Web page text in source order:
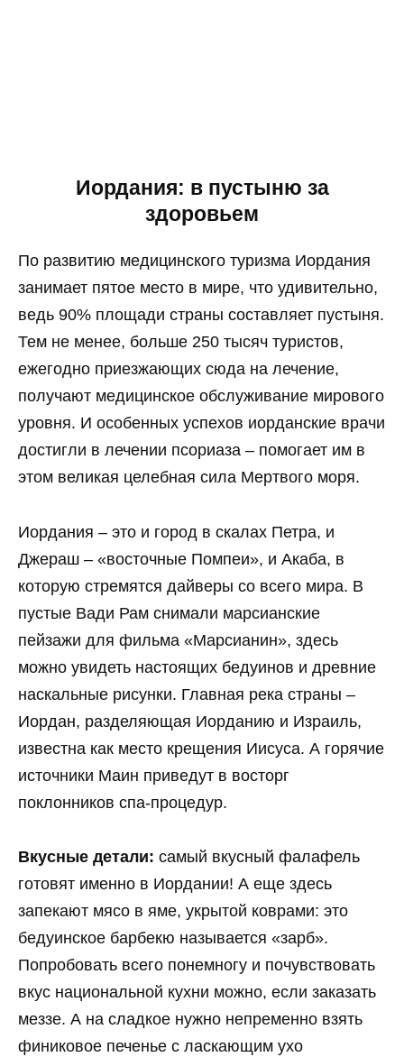
Иордания: в пустыню за
здоровьем
По развитию медицинского туризма Иордания
занимает пятое место в мире, что удивительно,
ведь 90% площади страны составляет пустыня.
Тем не менее, больше 250 тысяч туристов,
ежегодно приезжающих сюда на лечение,
получают медицинское обслуживание мирового
уровня. И особенных успехов иорданские врачи
достигли в лечении псориаза – помогает им в
этом великая целебная сила Мертвого моря.
Иордания – это и город в скалах Петра, и
Джераш – «восточные Помпеи», и Акаба, в
которую стремятся дайверы со всего мира. В
пустые Вади Рам снимали марсианские
пейзажи для фильма «Марсианин», здесь
можно увидеть настоящих бедуинов и древние
наскальные рисунки. Главная река страны –
Иордан, разделяющая Иорданию и Израиль,
известна как место крещения Иисуса. А горячие
источники Маин приведут в восторг
поклонников спа-процедур.
Вкусные детали: самый вкусный фалафель
готовят именно в Иордании! А еще здесь
запекают мясо в яме, укрытой коврами: это
бедуинское барбекю называется «зарб».
Попробовать всего понемногу и почувствовать
вкус национальной кухни можно, если заказать
меззе. А на сладкое нужно непременно взять
финиковое печенье с ласкающим ухо